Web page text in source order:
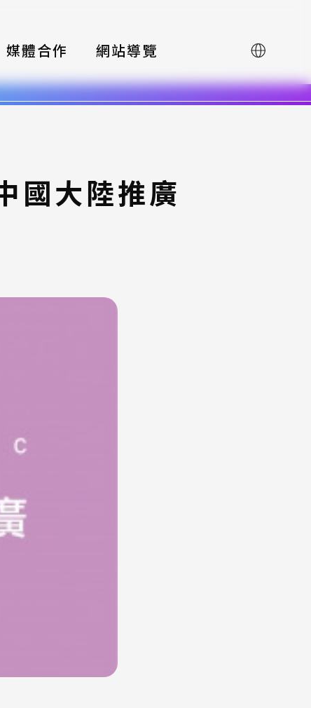
媒體合作 網站導覽 English
國大陸推廣